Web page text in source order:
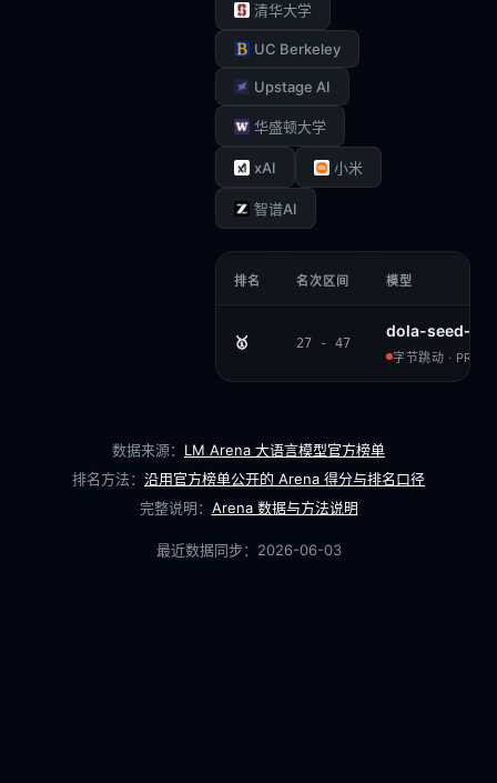
清华大学
UC Berkeley
Upstage AI
华盛顿大学
xAI 小米
智谱AI
排名 名次区间 模型
🥇 27 - 47
dola-seed-
字节跳动 ·
数据来源： LM Arena 大语言模型官方榜单
排名方法： 沿用官方榜单公开的 Arena 得分与排名口径
完整说明： Arena 数据与方法说明
最近数据同步： 2026-06-03